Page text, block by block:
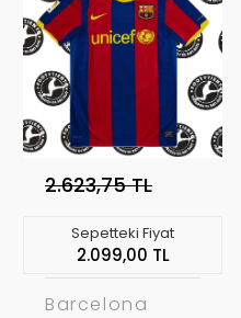
2.623,75 TL
Sepetteki Fiyat
2.099,00 TL
Barcelona